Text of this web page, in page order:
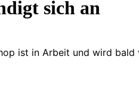
sich an
ist in Arbeit und wird